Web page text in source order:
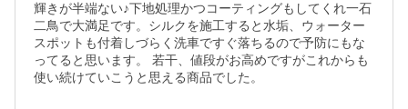
輝きが半端ない♪下地処理かつコーティングもしてくれ一石
二鳥で大満足です。シルクを施工すると水垢、ウォーター
スポットも付着しづらく洗車ですぐ落ちるので予防にもな
ってると思います。 若干、値段がお高めですがこれからも
使い続けていこうと思える商品でした。